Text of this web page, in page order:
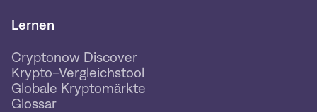
Lernen
Cryptonow Discover
Krypto-Vergleichstool
Globale Kryptomärkte
Glossar